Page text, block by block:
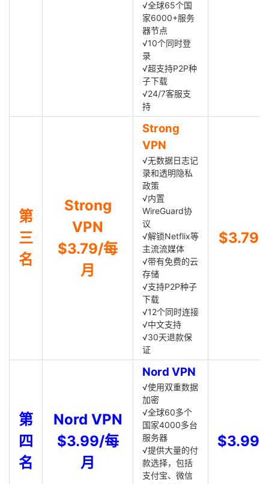
√全球65个国
家6000+服务
器节点
√10个同时登
录
√超支持P2P种
子下载
√24/7客服支
持
第
三
名
Strong
VPN
$3.79/每
月
Strong
VPN
√无数据日志记
录和透明隐私
政策
√内置
WireGuard协
议
√解锁Netflix等
主流流媒体
√带有免费的云
存储
√支持P2P种子
下载
√12个同时连接
√中文支持
√30天退款保
证
$3.79
第
四
名
Nord VPN
$3.99/每
月
Nord VPN
√使用双重数据
加密
√全球60多个
国家4000多台
服务器
√提供大量的付
款选择，包括
支付宝、微信
$3.99